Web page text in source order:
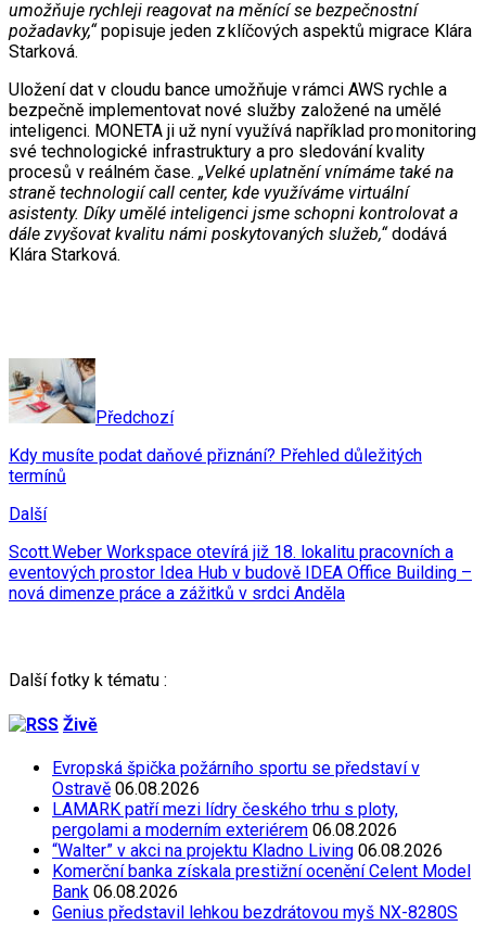
umožňuje rychleji reagovat na měnící se bezpečnostní
požadavky,“popisuje jeden z klíčových aspektů migrace Klára
Starková.
Uložení dat v cloudu bance umožňuje v rámci AWS rychle a
bezpečně implementovat nové služby založené na umělé
inteligenci. MONETA ji už nyní využívá například pro monitoring
své technologické infrastruktury a pro sledování kvality
procesů v reálném čase. „Velké uplatnění vnímáme také na
straně technologií call center, kde využíváme virtuální
asistenty. Díky umělé inteligenci jsme schopni kontrolovat a
dále zvyšovat kvalitu námi poskytovaných služeb,“dodává
Klára Starková.
Předchozí
Kdy musíte podat daňové přiznání? Přehled důležitých
termínů
Další
Scott.Weber Workspace otevírá již 18. lokalitu pracovních a
eventových prostor Idea Hub v budově IDEA Office Building –
nová dimenze práce a zážitků v srdci Anděla
Další fotky k tématu :
Živě
Evropská špička požárního sportu se představí v
Ostravě 06.08.2026
LAMARK patří mezi lídry českého trhu s ploty,
pergolami a moderním exteriérem 06.08.2026
“Walter” v akci na projektu Kladno Living 06.08.2026
Komerční banka získala prestižní ocenění Celent Model
Bank 06.08.2026
Genius představil lehkou bezdrátovou myš NX-8280S